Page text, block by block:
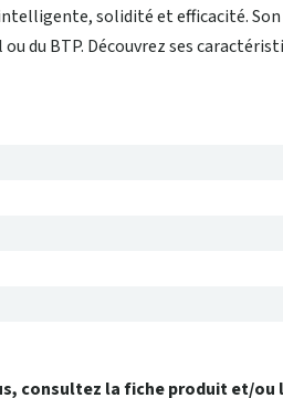
solidité et efficacité.
du BTP. Découvrez ses
consultez la fiche produit et/ou